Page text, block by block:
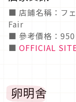
■ 店鋪名稱：フ
Fair
■ 參考價格：950
■ OFFICIAL
卵明舍